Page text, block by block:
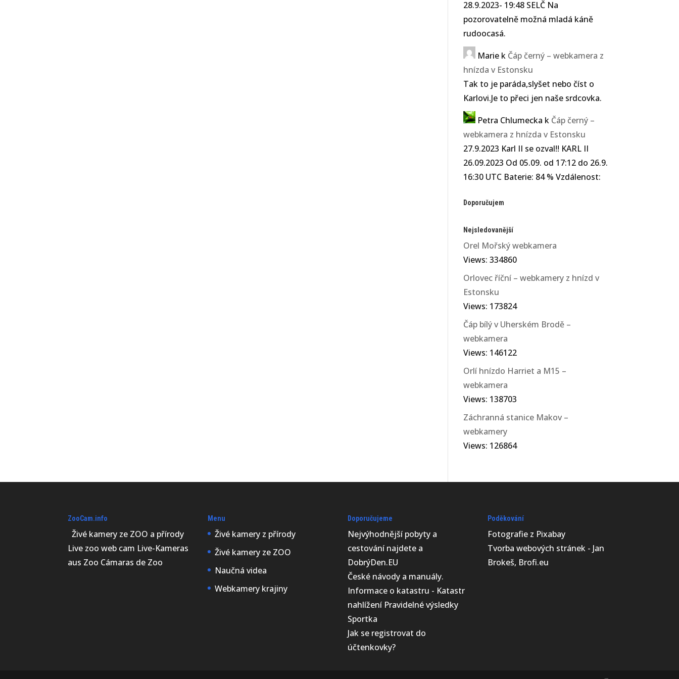
28.9.2023- 19:48 SELČ Na
pozorovatelně možná mladá káně
rudoocasá.
Marie k Čáp černý – webkamera z
hnízda v Estonsku
Tak to je paráda,slyšet nebo číst o
Karlovi.Je to přeci jen naše srdcovka.
Petra Chlumecka k Čáp černý –
webkamera z hnízda v Estonsku
27.9.2023 Karl II se ozval!! KARL II
26.09.2023 Od 05.09. od 17:12 do 26.9.
16:30 UTC Baterie: 84 % Vzdálenost:
Doporučujem
Nejsledovanější
Orel Mořský webkamera
Views: 334860
Orlovec říční – webkamery z hnízd v
Estonsku
Views: 173824
Čáp bílý v Uherském Brodě –
webkamera
Views: 146122
Orlí hnízdo Harriet a M15 –
webkamera
Views: 138703
Záchranná stanice Makov –
webkamery
Views: 126864
ZooCam.info
Živé kamery ze ZOO a přírody
Live zoo web cam Live-Kameras
aus Zoo Cámaras de Zoo
Menu
Živé kamery z přírody
Živé kamery ze ZOO
Naučná videa
Webkamery krajiny
Doporučujeme
Nejvýhodnější pobyty a
cestování najdete a
DobrýDen.EU
České návody a manuály.
Informace o katastru - Katastr
nahlížení Pravidelné výsledky
Sportka
Jak se registrovat do
účtenkovky?
Poděkování
Fotografie z Pixabay
Tvorba webových stránek - Jan
Brokeš, Brofi.eu